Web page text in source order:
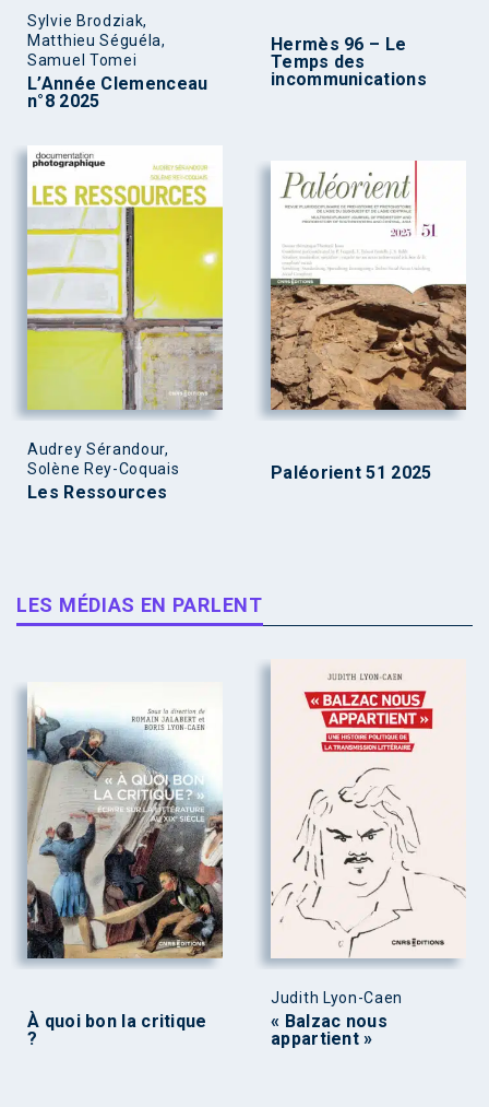
Sylvie Brodziak,
Matthieu Séguéla,
Samuel Tomei
L’Année Clemenceau
n°8 2025
Hermès 96 – Le
Temps des
incommunications
Audrey Sérandour,
Solène Rey-Coquais
Les Ressources
Paléorient 51 2025
LES MÉDIAS EN PARLENT
À quoi bon la critique
?
Judith Lyon-Caen
« Balzac nous
appartient »